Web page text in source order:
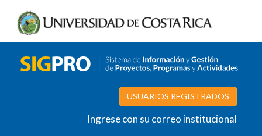
USUARIOS REGISTRADOS
Ingrese con su correo institucional